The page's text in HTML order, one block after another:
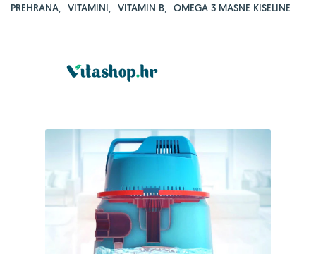
PREHRANA, VITAMINI, VITAMIN B, OMEGA 3 MASNE KISELINE